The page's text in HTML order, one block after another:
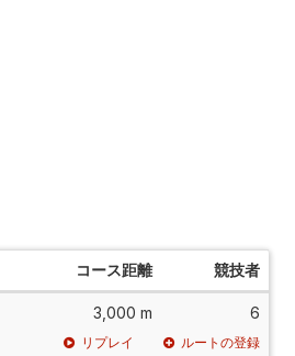
コース距離 競技者
3,000 m 6
リプレイ ルートの登録